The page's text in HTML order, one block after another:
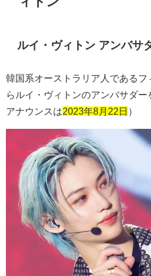
ルイ・ヴィトン アンバサ
韓国系オーストラリア人であるフ
らルイ・ヴィトンのアンバサダ
アナウンスは2023年8月22日 ）